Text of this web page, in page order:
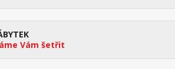
Vám šetřit